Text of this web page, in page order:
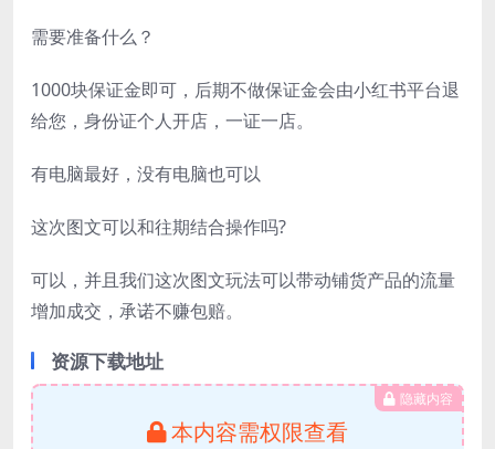
需要准备什么？
1000块保证金即可，后期不做保证金会由小红书平台退
给您，身份证个人开店，一证一店。
有电脑最好，没有电脑也可以
这次图文可以和往期结合操作吗?
可以，并且我们这次图文玩法可以带动铺货产品的流量
增加成交，承诺不赚包赔。
资源下载地址
隐藏内容
本内容需权限查看